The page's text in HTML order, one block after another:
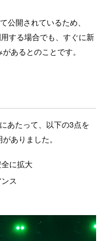
公開されているため、
する場合でも、すぐに新
あるとのことです。
あたって、以下の3点を
ありました。
に拡大
ス